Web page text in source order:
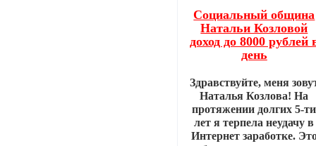
Социальный община
Натальи Козловой
доход до 8000 рублей
день
Здравствуйте, меня
Наталья Козлова! На
протяжении долгих 5-ти
лет я терпела неудачу в
Интернет заработке.